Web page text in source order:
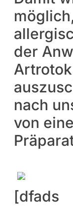
der
nach
von
[dfads